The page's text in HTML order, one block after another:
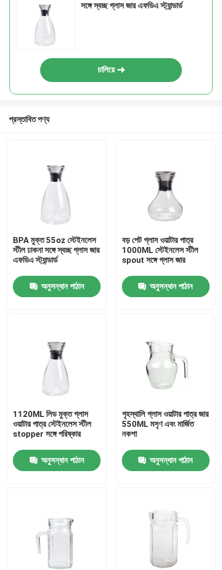
আমাদের সম্বন্ধে
কারখানা পরিদর্শন
আমাদের সাথে যোগাযোগ
একটি উদ্ধৃতি অনুরোধ করুন
গ্লাস ভোটি মোমবাতি ধারক
গ্লাস ডিফিউজার বোতল
সঙ্গে স্বচ্ছ গ্লাস জার এফডিএ স্ট্যান্ডার্ড
চালিয়ে
প্রস্তাবিত পণ্য
BPA মুক্ত 55oz স্টেইনলেস
স্টীল ঢাকনা সঙ্গে স্বচ্ছ গ্লাস জার
এফডিএ স্ট্যান্ডার্ড
অনুসন্ধান পাঠান
বড় পেট গ্লাস ওয়াটার পাত্র
1000ML স্টেইনলেস স্টীল
spout সঙ্গে গ্লাস জার
অনুসন্ধান পাঠান
1120ML লিড মুক্ত গ্লাস
ওয়াটার পাত্র স্টেইনলেস স্টীল
stopper সঙ্গে পরিষ্কার
অনুসন্ধান পাঠান
গৃহস্থালি গ্লাস ওয়াটার পাত্র জার
550ML মসৃণ এবং মার্জিত
নকশা
অনুসন্ধান পাঠান